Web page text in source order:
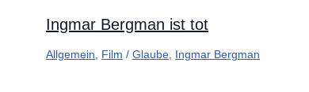
Ingmar Bergman ist tot
Allgemein Film / Glaube Ingmar Bergman